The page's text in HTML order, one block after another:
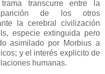
transcurre entre la
de los otros
la cerebral civilización
especie extinguida pero
asimilado por Morbius a
y el interés explicito de
humanas.